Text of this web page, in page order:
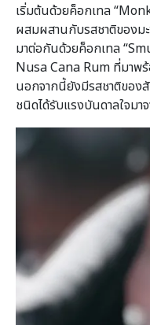
เริ่มต้นด้วยค็อกเทล
ผสมผสานกับรสชาติของม
มาต่อกันด้วยค็อกเทล
Nusa Cana Rum ที่มา
นอกจากนี้ยังมีรสชาติของ
ชนิดได้รับแรงบันดาลใจมา